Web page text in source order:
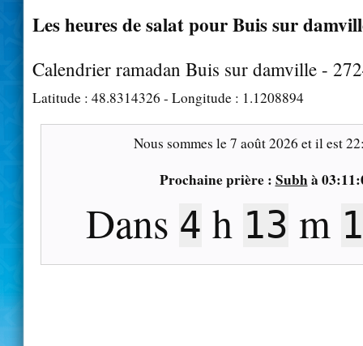
Les heures de salat pour Buis sur
Calendrier ramadan Buis sur damville -
Latitude : 48.8314326 - Longitude : 1.1208894
Nous sommes le7 août 2026 et il est
Prochaine prière : Subhà
Dans 4 h 13 m